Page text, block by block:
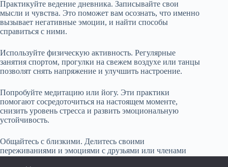
Практикуйте ведение дневника. Записывайте свои
мысли и чувства. Это поможет вам осознать, что именно
вызывает негативные эмоции, и найти способы
справиться с ними.
Используйте физическую активность. Регулярные
занятия спортом, прогулки на свежем воздухе или танцы
позволят снять напряжение и улучшить настроение.
Попробуйте медитацию или йогу. Эти практики
помогают сосредоточиться на настоящем моменте,
снизить уровень стресса и развить эмоциональную
устойчивость.
Общайтесь с близкими. Делитесь своими
переживаниями и эмоциями с друзьями или членами